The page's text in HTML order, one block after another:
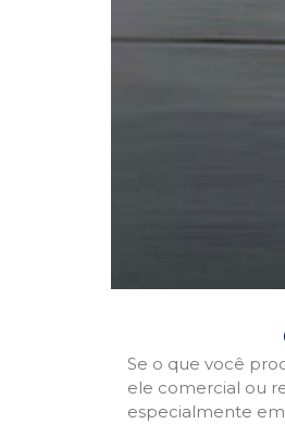
Se o que você
ele comercial ou
especialmente em